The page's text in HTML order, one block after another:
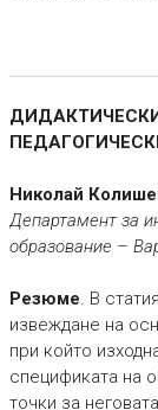
Николай
Департамент за
образование –
Резюме. В
извеждане на
при който
спецификата на
точки за